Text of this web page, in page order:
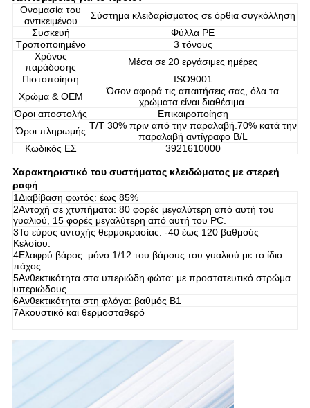
Ονομασία του
αντικειμένου
Σύστημα κλειδαρίσματος σε όρθια συγκόλληση
Συσκευή
Φύλλα PE
Τροποποιημένο
3 τόνους
Χρόνος
παράδοσης
Μέσα σε 20 εργάσιμες ημέρες
Πιστοποίηση
ISO9001
Χρώμα & OEM
Όσον αφορά τις απαιτήσεις σας, όλα τα
χρώματα είναι διαθέσιμα.
Όροι αποστολής
Επικαιροποίηση
Όροι πληρωμής T/T 30% πριν από την παραλαβή.70% κατά την
παραλαβή αντίγραφο B/L
Κωδικός ΕΣ
3921610000
Χαρακτηριστικό του συστήματος κλειδώματος με στερεή
ραφή
1Διαβίβαση φωτός: έως 85%
2Αντοχή σε χτυπήματα: 80 φορές μεγαλύτερη από αυτή του
γυαλιού, 15 φορές μεγαλύτερη από αυτή του PC.
3Το εύρος αντοχής θερμοκρασίας: -40 έως 120 βαθμούς
Κελσίου.
4Ελαφρύ βάρος: μόνο 1/12 του βάρους του γυαλιού με το ίδιο
πάχος.
5Ανθεκτικότητα στα υπεριώδη φώτα: με προστατευτικό στρώμα
υπεριώδους.
6Ανθεκτικότητα στη φλόγα: βαθμός Β1
7Ακουστικό και θερμοσταθερό